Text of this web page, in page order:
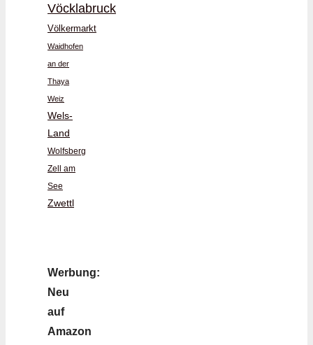
Vöcklabruck
Völkermarkt
Waidhofen
an der
Thaya
Weiz
Wels-
Land
Wolfsberg
Zell am
See
Zwettl
Werbung:
Neu
auf
Amazon